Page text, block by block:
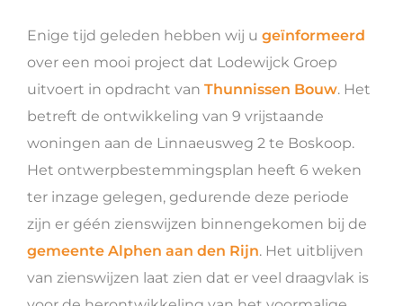
Enige tijd geleden hebben wij u geïnformeerd
over een mooi project dat Lodewijck Groep
uitvoert in opdracht van Thunnissen Bouw. Het
betreft de ontwikkeling van 9 vrijstaande
woningen aan de Linnaeusweg 2 te Boskoop.
Het ontwerpbestemmingsplan heeft 6 weken
ter inzage gelegen, gedurende deze periode
zijn er géén zienswijzen binnengekomen bij de
gemeente Alphen aan den Rijn. Het uitblijven
van zienswijzen laat zien dat er veel draagvlak is